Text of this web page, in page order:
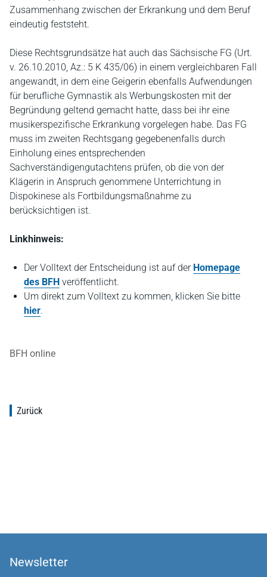
Zusammenhang zwischen der Erkrankung und dem Beruf
eindeutig feststeht.
Diese Rechtsgrundsätze hat auch das Sächsische FG (Urt.
v. 26.10.2010, Az.: 5 K 435/06) in einem vergleichbaren Fall
angewandt, in dem eine Geigerin ebenfalls Aufwendungen
für berufliche Gymnastik als Werbungskosten mit der
Begründung geltend gemacht hatte, dass bei ihr eine
musikerspezifische Erkrankung vorgelegen habe. Das FG
muss im zweiten Rechtsgang gegebenenfalls durch
Einholung eines entsprechenden
Sachverständigengutachtens prüfen, ob die von der
Klägerin in Anspruch genommene Unterrichtung in
Dispokinese als Fortbildungsmaßnahme zu
berücksichtigen ist.
Linkhinweis:
Der Volltext der Entscheidung ist auf der Homepage
des BFH veröffentlicht.
Um direkt zum Volltext zu kommen, klicken Sie bitte
hier.
BFH online
Zurück
Newsletter